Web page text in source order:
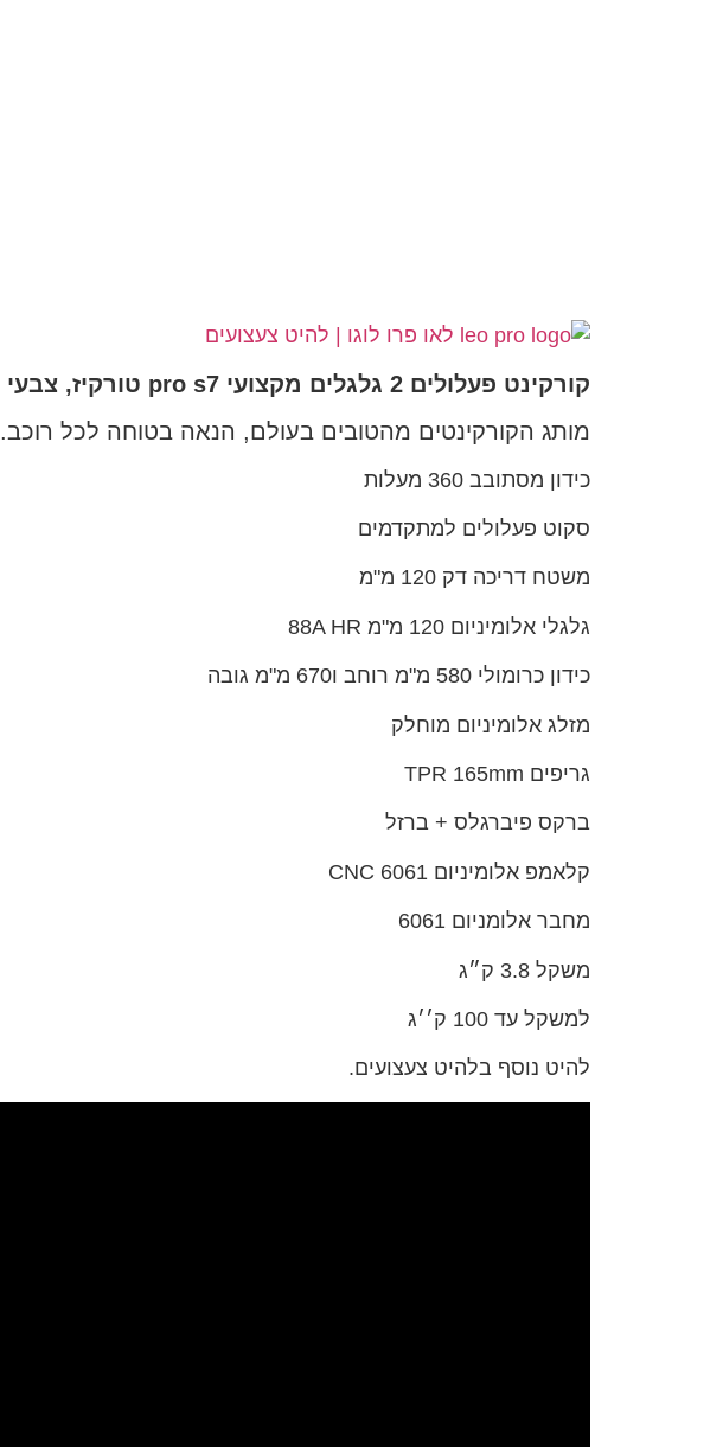
קורקינט פעלולים 2 גלגלים מקצועי pro s7 טורקיז, צבעי קשת, שחור ליאו פרו LEO PRO
מותג הקורקינטים מהטובים בעולם, הנאה בטוחה לכל רוכב.
כידון מסתובב 360 מעלות
סקוט פעלולים למתקדמים
משטח דריכה דק 120 מ"מ
גלגלי אלומיניום 120 מ"מ 88A HR
כידון כרומולי 580 מ"מ רוחב ו670 מ"מ גובה
מזלג אלומיניום מוחלק
גריפים TPR 165mm
ברקס פיברגלס + ברזל
קלאמפ אלומיניום 6061 CNC
מחבר אלומניום 6061
משקל 3.8 ק״ג
למשקל עד 100 ק׳׳ג
להיט נוסף בלהיט צעצועים.